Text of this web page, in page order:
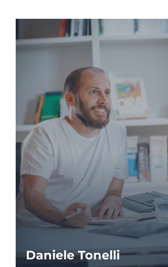
Daniele Tonelli